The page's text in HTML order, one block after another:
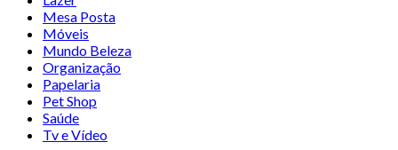
Mesa Posta
Móveis
Mundo Beleza
Organização
Papelaria
Pet Shop
Saúde
Tv e Vídeo